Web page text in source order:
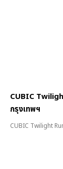
CUBIC
กรุงเทพฯ